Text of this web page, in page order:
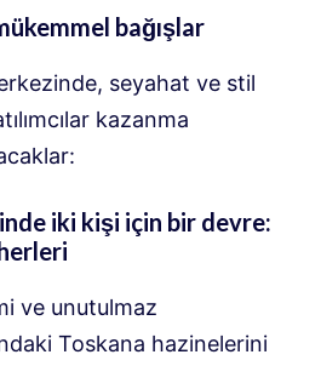
bağışlar
seyahat ve stil
kazanma
iki kişi için bir devre:
ve unutulmaz
Toskana hazinelerini